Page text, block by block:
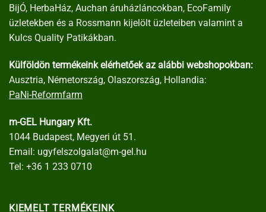
BijÓ, HerbaHáz, Auchan áruházláncokban, EcoFamily
üzletekben és a Rossmann kijelölt üzleteiben valamint a
Kulcs Quality Patikákban.
Külföldön termékeink elérhetőek az alábbi webshopokban:
Ausztria, Németország, Olaszország, Hollandia:
PaNi-Reformfarm
m-GEL Hungary Kft.
1044 Budapest, Megyeri út 51.
Email: ugyfelszolgalat@m-gel.hu
Tel: +36 1 233 0710
KIEMELT TERMÉKEINK